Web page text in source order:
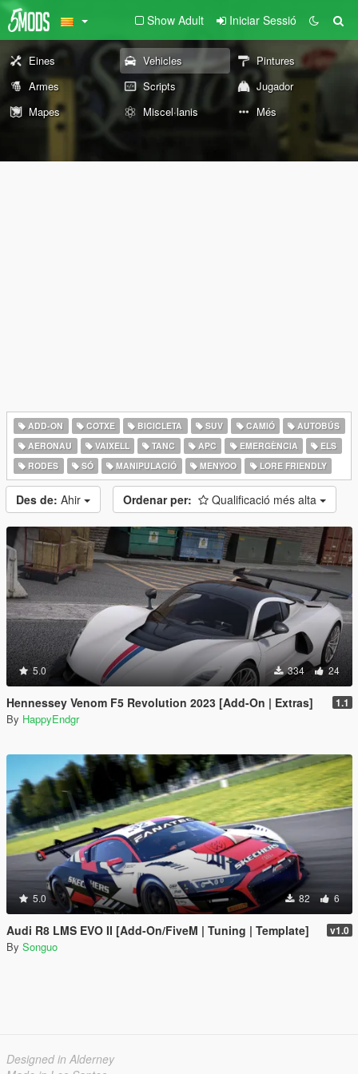
Show Adult Iniciar Sessió
Eines Vehicles
Pintures
Armes
Scripts
Jugador
Mapes
Miscel·lanis Més
ADD-ON COTXE BICICLETA SUV CAMIÓ
AUTOBÚS
AERONAU
VAIXELL TANC APC EMERGÈNCIA
ELS
RODES
SÓ MANIPULACIÓ MENYOO LORE FRIENDLY
Des de: Ahir Ordenar per: Qualificació més alta
5.0 334 24
Hennessey Venom F5 Revolution 2023 [Add-On | Extras] 1.1
By HappyEndgr
5.0 82 6
Audi R8 LMS EVO II [Add-On/FiveM | Tuning | Template] v1.0
By Songuo
Designed in Alderney